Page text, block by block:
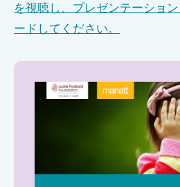
を視聴し、プレゼンテーショ
ードしてください。